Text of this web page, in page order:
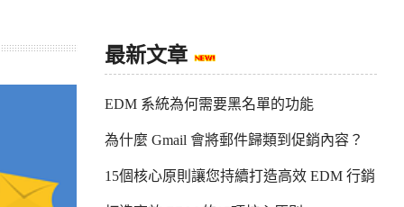
最新文章
EDM 系統為何需要黑名單的功能
為什麼 Gmail 會將郵件歸類到促銷內容？
15個核心原則讓您持續打造高效 EDM 行銷